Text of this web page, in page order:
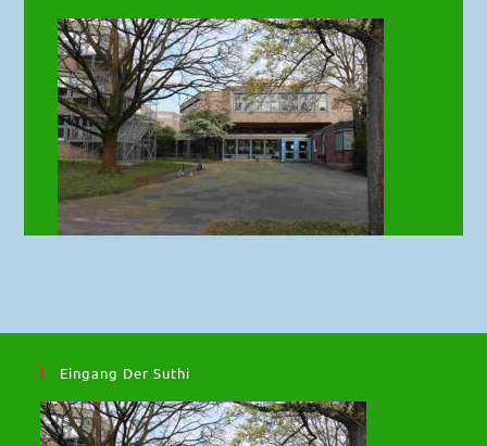
Eingang Der Suthi